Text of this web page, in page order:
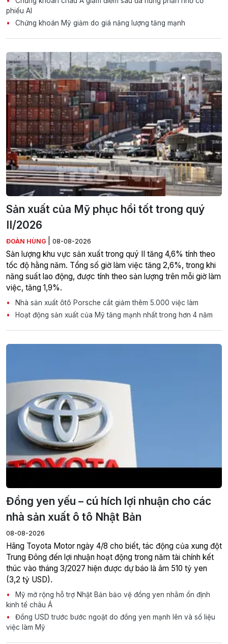
phiếu AI
Chứng khoán Mỹ giảm do giá năng lượng tăng mạnh
Sản xuất của Mỹ phục hồi tốt trong quý
II/2026
ĐOÀN HÙNG 08-08-2026
Sản lượng khu vực sản xuất trong quý II tăng 4,6% tính theo
tốc độ hằng năm. Tổng số giờ làm việc tăng 2,6%, trong khi
năng suất lao động, được tính theo sản lượng trên mỗi giờ làm
việc, tăng 1,9%.
Nhà sản xuất ôtô Porsche cắt giảm thêm 5.000 việc làm
Hoạt động sản xuất của Mỹ tăng mạnh nhất trong hơn 4 năm
Đồng yen yếu – cú hích lợi nhuận cho các
nhà sản xuất ô tô Nhật Bản
08-08-2026
Hãng Toyota Motor ngày 4/8 cho biết, tác động của xung đột
Trung Đông đến lợi nhuận hoạt động trong năm tài chính kết
thúc vào tháng 3/2027 hiện được dự báo là âm 510 tỷ yen
(3,2 tỷ USD).
Mỹ mở rộng hỗ trợ Nhật Bản bảo vệ đồng yen nhằm ổn định
kinh tế châu Á
Đồng USD trước bước ngoặt do đồng yen mạnh lên và số liệu
việc làm Mỹ